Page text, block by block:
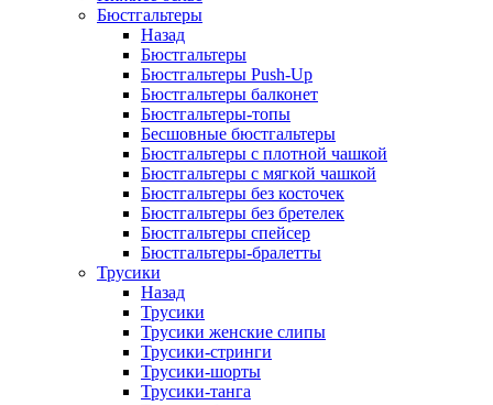
Бюстгальтеры
Назад
Бюстгальтеры
Бюстгальтеры Push-Up
Бюстгальтеры балконет
Бюстгальтеры-топы
Бесшовные бюстгальтеры
Бюстгальтеры с плотной чашкой
Бюстгальтеры с мягкой чашкой
Бюстгальтеры без косточек
Бюстгальтеры без бретелек
Бюстгальтеры спейсер
Бюстгальтеры-бралетты
Трусики
Назад
Трусики
Трусики женские слипы
Трусики-стринги
Трусики-шорты
Трусики-танга